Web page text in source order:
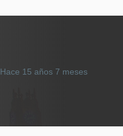
Hace 15 años 7 mesesEn
DE